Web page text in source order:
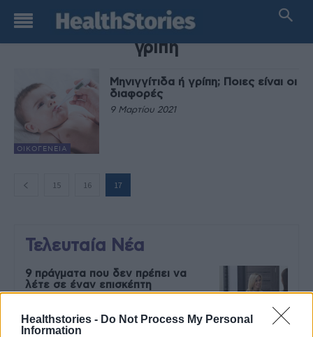
Healthstories - Do Not Process My Personal
Information
TAG
γρίπη
ΟΙΚΟΓΈΝΕΙΑ
Μηνιγγίτιδα ή γρίπη; Ποιες είναι οι
διαφορές
9 Μαρτίου 2021
15 16 17
Τελευταία Νέα
9 πράγματα που δεν πρέπει να
λέτε σε έναν επισκέπτη